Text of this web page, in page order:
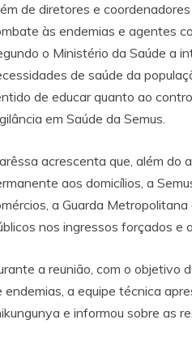
de diretores e
às endemias e agentes
o Ministério da Saúde a
de saúde da
de educar quanto ao
em Saúde da Semus.
acrescenta que, além do
aos domicílios, a
a Guarda
nos ingressos forçados e
a reunião, com o objetivo
endemias, a equipe técnica
e informou sobre as